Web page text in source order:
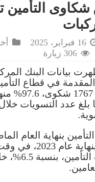
من شكاوى
16 فبراير، 2025
306 زيارة
بيانات البنك
في قطاع
العام
بلغ عدد التسويات
بنهاية العام
7.7%، مقارنة
قيمة تعويضات